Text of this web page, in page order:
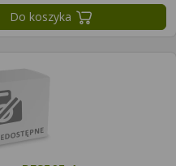
Do koszyka